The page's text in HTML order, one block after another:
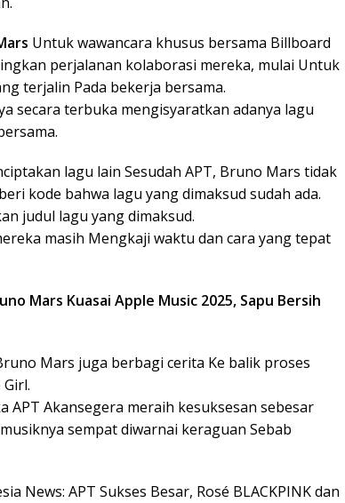
Untuk wawancara khusus bersama Billboard
perjalanan kolaborasi mereka, mulai Untuk
terjalin Pada bekerja bersama.
secara terbuka mengisyaratkan adanya lagu
lagu lain Sesudah APT, Bruno Mars tidak
kode bahwa lagu yang dimaksud sudah ada.
judul lagu yang dimaksud.
masih Mengkaji waktu dan cara yang tepat
Mars Kuasai Apple Music 2025, Sapu Bersih
Mars juga berbagi cerita Ke balik proses
Akansegera meraih kesuksesan sebesar
sempat diwarnai keraguan Sebab
News: APT Sukses Besar, Rosé BLACKPINK dan